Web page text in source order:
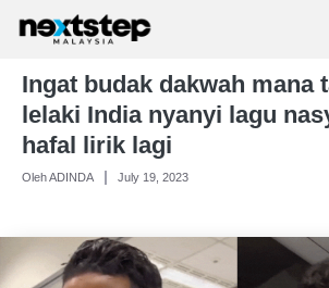
Skip
content
Ingat budak dakwah mana
lelaki India nyanyi lagu
hafal lirik lagi
Oleh ADINDA July 19, 2023